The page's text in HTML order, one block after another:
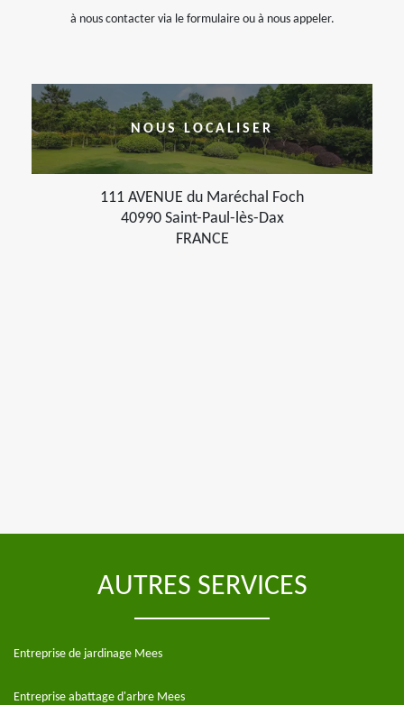
à nous contacter via le formulaire ou à nous appeler.
NOUS LOCALISER
111 AVENUE du Maréchal Foch
40990 Saint-Paul-lès-Dax
FRANCE
AUTRES SERVICES
Entreprise de jardinage Mees
Entreprise abattage d'arbre Mees